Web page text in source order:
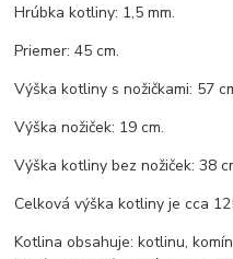
Hrúbka kotliny: 1,5 mm.
Priemer: 45 cm.
Výška kotliny s nožičkami: 57
Výška nožiček: 19 cm.
Výška kotliny bez nožiček: 38
Celková výška kotliny je cca
Kotlina obsahuje: kotlinu,